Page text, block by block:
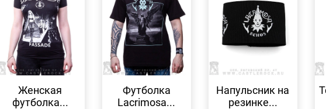
Женская
футболка...
ПРОСМОТР
Футболка
Lacrimosa...
Напульсник на
резинке...